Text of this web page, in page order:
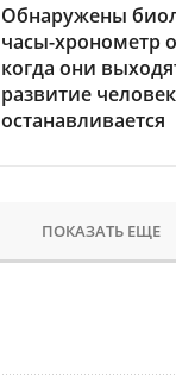
Обнаружены
часы-хронометр
когда они
развитие
останавливается
ПОКАЗАТЬ ЕЩЕ